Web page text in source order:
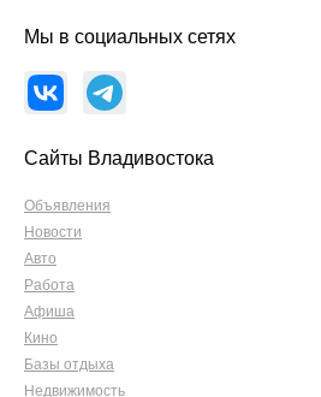
Мы в социальных сетях
Сайты Владивостока
Объявления
Новости
Авто
Работа
Афиша
Кино
Базы отдыха
Недвижимость